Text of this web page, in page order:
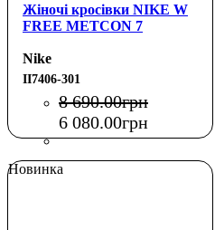
Жіночі кросівки NIKE W
FREE METCON 7
Nike
II7406-301
8 690.00грн
6 080.00грн
Новинка